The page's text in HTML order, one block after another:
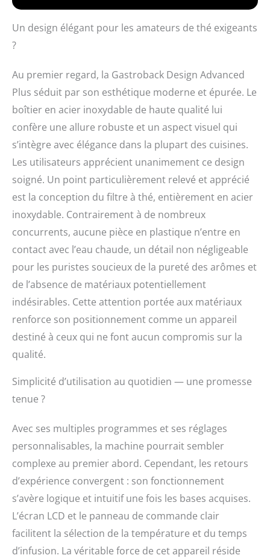
24 heures (démarrage
Un design élégant pour les amateurs de thé exigeants
?
Au premier regard, la Gastroback Design Advanced
Plus séduit par son esthétique moderne et épurée. Le
boîtier en acier inoxydable de haute qualité lui
confère une allure robuste et un aspect visuel qui
s’intègre avec élégance dans la plupart des cuisines.
Les utilisateurs apprécient unanimement ce design
soigné. Un point particulièrement relevé et apprécié
est la conception du filtre à thé, entièrement en acier
inoxydable. Contrairement à de nombreux
concurrents, aucune pièce en plastique n’entre en
contact avec l’eau chaude, un détail non négligeable
pour les puristes soucieux de la pureté des arômes et
de l’absence de matériaux potentiellement
indésirables. Cette attention portée aux matériaux
renforce son positionnement comme un appareil
destiné à ceux qui ne font aucun compromis sur la
qualité.
Simplicité d’utilisation au quotidien — une promesse
tenue ?
Avec ses multiples programmes et ses réglages
personnalisables, la machine pourrait sembler
complexe au premier abord. Cependant, les retours
d’expérience convergent : son fonctionnement
s’avère logique et intuitif une fois les bases acquises.
L’écran LCD et le panneau de commande clair
facilitent la sélection de la température et du temps
d’infusion. La véritable force de cet appareil réside